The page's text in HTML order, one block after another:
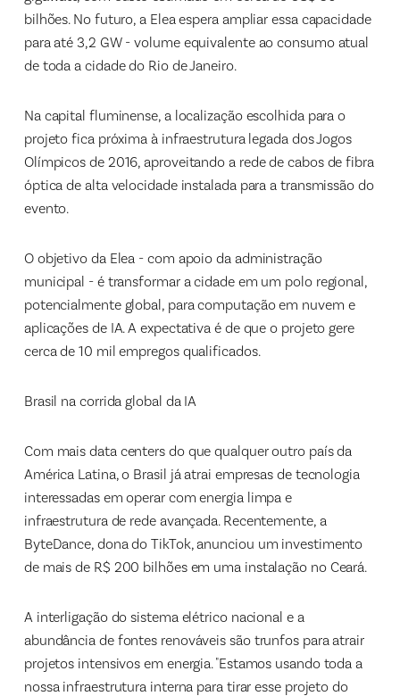
bilhões. No futuro, a Elea espera ampliar essa capacidade
para até 3,2 GW - volume equivalente ao consumo atual
de toda a cidade do Rio de Janeiro.
Na capital fluminense, a localização escolhida para o
projeto fica próxima à infraestrutura legada dos Jogos
Olímpicos de 2016, aproveitando a rede de cabos de fibra
óptica de alta velocidade instalada para a transmissão do
evento.
O objetivo da Elea - com apoio da administração
municipal - é transformar a cidade em um polo regional,
potencialmente global, para computação em nuvem e
aplicações de IA. A expectativa é de que o projeto gere
cerca de 10 mil empregos qualificados.
Brasil na corrida global da IA
Com mais data centers do que qualquer outro país da
América Latina, o Brasil já atrai empresas de tecnologia
interessadas em operar com energia limpa e
infraestrutura de rede avançada. Recentemente, a
ByteDance, dona do TikTok, anunciou um investimento
de mais de R$ 200 bilhões em uma instalação no Ceará.
A interligação do sistema elétrico nacional e a
abundância de fontes renováveis são trunfos para atrair
projetos intensivos em energia. "Estamos usando toda a
nossa infraestrutura interna para tirar esse projeto do